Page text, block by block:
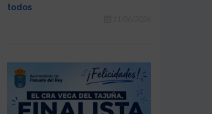
todos